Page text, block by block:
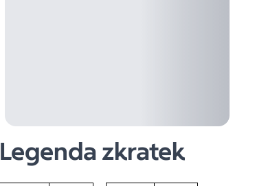
Legenda zkratek